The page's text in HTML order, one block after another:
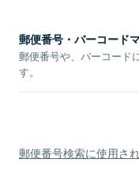
郵便番号・バーコード
郵便番号や、バーコード
す。
郵便番号検索に使用さ